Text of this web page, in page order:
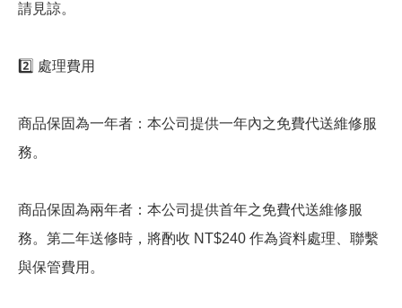
請見諒。
2️⃣ 處理費用
商品保固為一年者：本公司提供一年內之免費代送維修服
務。
商品保固為兩年者：本公司提供首年之免費代送維修服
務。第二年送修時，將酌收 NT$240 作為資料處理、聯繫
與保管費用。